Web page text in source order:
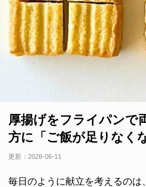
厚揚げをフライパン
方に「ご飯が足りなく
更新： 2026-06-11
毎日のように献立を考えるのは